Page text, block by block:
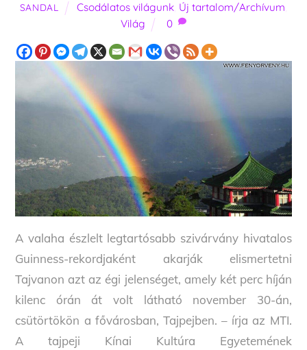
SANDAL Csodálatos világunk Új tartalom/Archívum
Világ
0
A valaha észlelt legtartósabb szivárvány hivatalos
Guinness-rekordjaként akarják elismertetni
Tajvanon azt az égi jelenséget, amely két perc híján
kilenc órán át volt látható november 30-án,
csütörtökön a fővárosban, Tajpejben. – írja az MTI.
A tajpeji Kínai Kultúra Egyetemének